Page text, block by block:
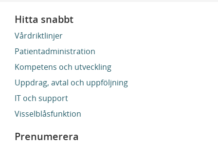
Hitta snabbt
Vårdriktlinjer
Patientadministration
Kompetens och utveckling
Uppdrag, avtal och uppföljning
IT och support
Visselblåsfunktion
Prenumerera